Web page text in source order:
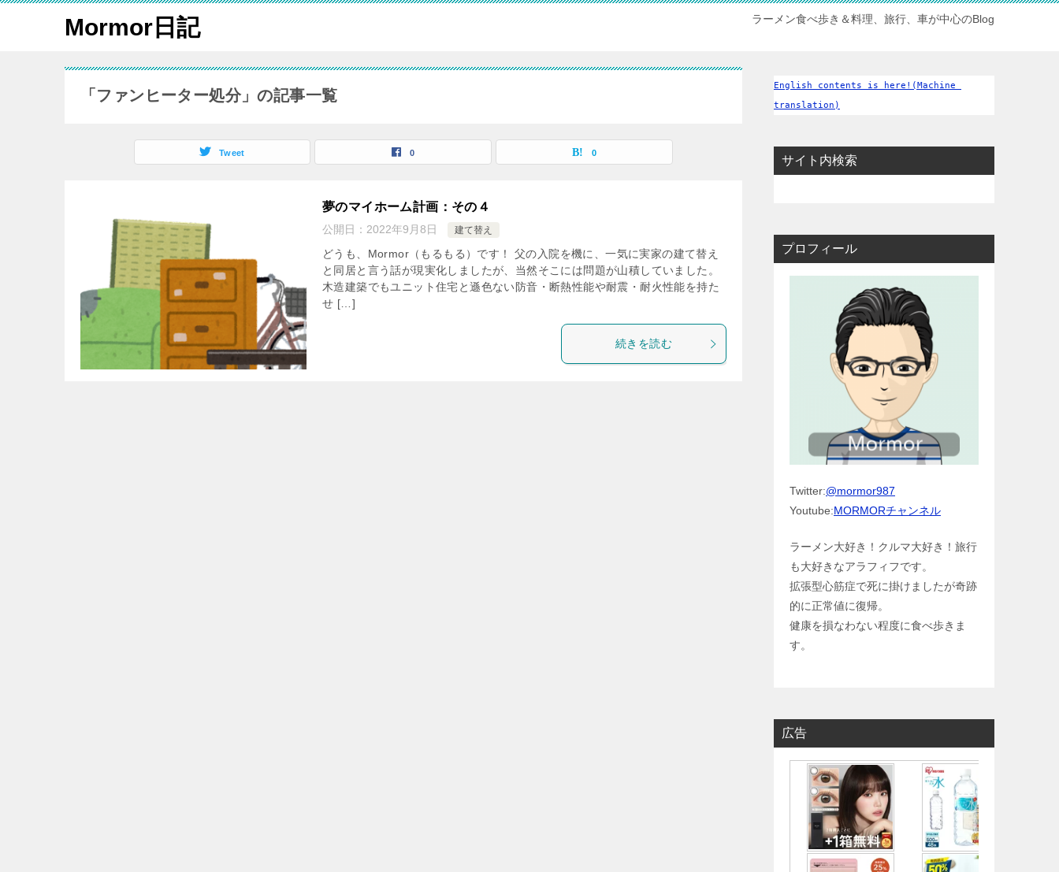
Mormor日記 ラーメン食べ歩き＆料理、旅行、車が中心のBlog
「ファンヒーター処分」の記事一覧
Tweet 0 0
夢のマイホーム計画：その４
公開日： 2022年9月8日 建て替え
どうも、Mormor（もるもる）です！ 父の入院を機に、一気に実家の建て替え
と同居と言う話が現実化しましたが、当然そこには問題が山積していました。
木造建築でもユニット住宅と遜色ない防音・断熱性能や耐震・耐火性能を持た
せ […]
続きを読む
English contents is here!(Machine
translation)
サイト内検索
プロフィール
Twitter:@mormor987
Youtube:MORMORチャンネル
ラーメン大好き！クルマ大好き！旅行
も大好きなアラフィフです。
拡張型心筋症で死に掛けましたが奇跡
的に正常値に復帰。
健康を損なわない程度に食べ歩きま
す。
広告